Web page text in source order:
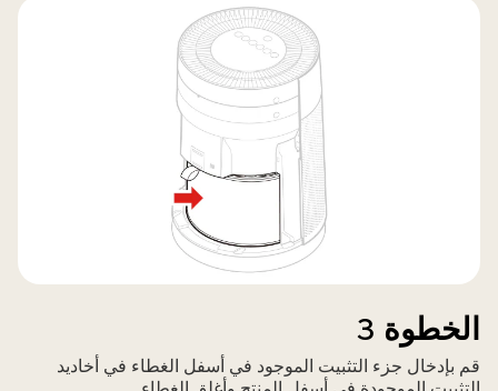
الخطوة 3
قم بإدخال جزء التثبيت الموجود في أسفل الغطاء في أخاديد